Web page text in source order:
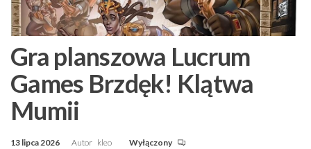
Gra planszowa Lucrum
Games Brzdęk! Klątwa
Mumii
13 lipca 2026 Autor kleo Wyłączony